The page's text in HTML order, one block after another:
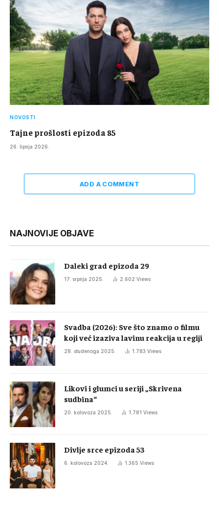
NOVOSTI
Tajne prošlosti epizoda 85
26. lipnja 2026.
ADD A COMMENT
NAJNOVIJE OBJAVE
Daleki grad epizoda 29
17. srpnja 2025. 2.602 Views
Svadba (2026): Sve što znamo o filmu
koji već izaziva lavinu reakcija u regiji
28. studenoga 2025. 1.783 Views
Likovi i glumci u seriji „Skrivena
sudbina“
20. kolovoza 2025. 1.781 Views
Divlje srce epizoda 53
6. kolovoza 2024. 1.365 Views